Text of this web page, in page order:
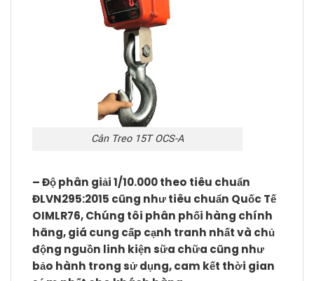
Cân Treo 15T OCS-A
– Độ phân giải 1/10.000 theo tiêu chuẩn
ĐLVN295:2015 cũng như tiêu chuẩn Quốc Tế
OIMLR76, Chúng tôi phân phối hàng chính
hãng, giá cung cấp cạnh tranh nhất và chủ
động nguồn linh kiện sữa chữa cũng như
bảo hành trong sử dụng, cam kết thời gian